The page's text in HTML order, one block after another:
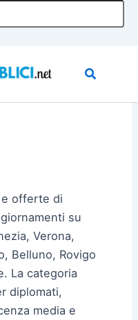
offerte di
su
Verona,
Belluno, Rovigo
La categoria
diplomati,
media e